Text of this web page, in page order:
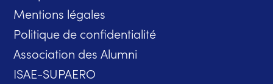
Mentions légales
Politique de confidentialité
Association des Alumni
ISAE-SUPAERO